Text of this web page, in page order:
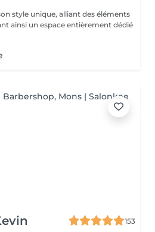
style unique, alliant des éléments
ainsi un espace entièrement dédié
153